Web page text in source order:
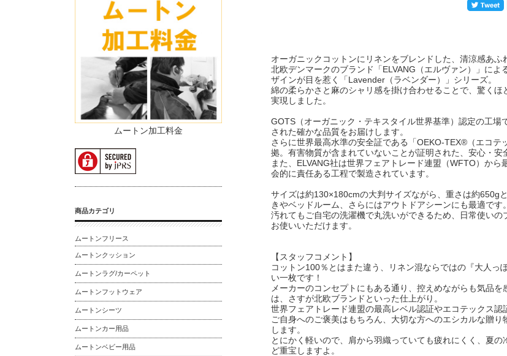
オーガニックコットンにリネンをブレンドした、清涼感あふ
北欧デンマークのブランド「ELVANG（エルヴァン）」によ
ザインが目を惹く「Lavender（ラベンダー）」シリーズ。
綿の柔らかさと麻のシャリ感を掛け合わせることで、驚くほ
実現しました。
GOTS（オーガニック・テキスタイル世界基準）認定の工場
された確かな品質をお届けします。
さらに世界最高水準の安全証である「OEKO-TEX®（エコテ
拠。有害物質が含まれていないことが証明された、安心・安
また、ELVANG社は世界フェアトレード連盟（WFTO）から
会的に責任ある工程で製造されています。
サイズは約130×180cmの大判サイズながら、重さは約650g
きやベッドルーム、さらにはアウトドアシーンにも最適です。
汚れてもご自宅の洗濯機で丸洗いができるため、日常使いの
お使いいただけます。
【スタッフコメント】
コットン100％とはまた違う、リネン混ならではの『大人っ
い一枚です！
メーカーのコンセプトにもある通り、控えめながらも気品
は、さすが北欧ブランドといった仕上がり。
世界フェアトレード連盟の最高レベル認証やエコテックス認
ご自身へのご褒美はもちろん、大切な方へのエシカルな贈
します。
とにかく軽いので、肩から羽織っていても疲れにくく、夏
ど重宝しますよ。
ムートン加工料金
商品カテゴリ
ムートンフリース
ムートンクッション
ムートンラグ/カーペット
ムートンフットウェア
ムートンシーツ
ムートンカー用品
ムートンベビー用品